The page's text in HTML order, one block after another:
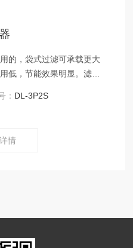
的，袋式过滤可承载更大
低，节能效果明显。滤袋
过滤器应用范围广，使用
： DL-3P2S
情